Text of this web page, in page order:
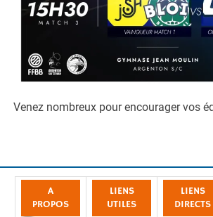
Venez nombreux pour encourager vos
A
PROPOS
LIENS
UTILES
LIENS
DIRECTS